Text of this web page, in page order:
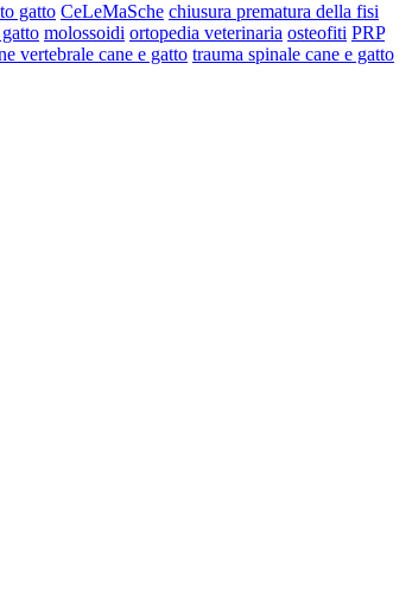
gatto CeLeMaSche chiusura prematura della fisi
molossoidi ortopedia veterinaria osteofiti PRP
vertebrale cane e gatto trauma spinale cane e gatto